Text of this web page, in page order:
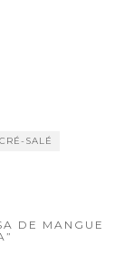
SALÉ
DE MANGUE